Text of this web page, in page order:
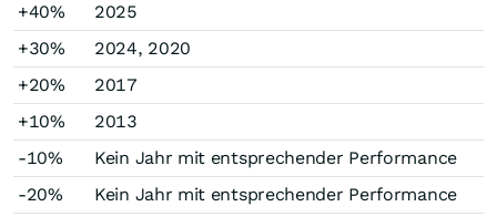
+40%
2025
+30%
2024, 2020
+20%
2017
+10%
2013
-10%
Kein Jahr mit entsprechender Performance
-20%
Kein Jahr mit entsprechender Performance